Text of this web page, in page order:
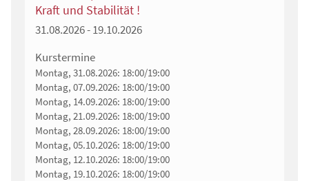
Kraft und Stabilität !
31.08.2026 - 19.10.2026
Kurstermine
Montag, 31.08.2026: 18:00/19:00
Montag, 07.09.2026: 18:00/19:00
Montag, 14.09.2026: 18:00/19:00
Montag, 21.09.2026: 18:00/19:00
Montag, 28.09.2026: 18:00/19:00
Montag, 05.10.2026: 18:00/19:00
Montag, 12.10.2026: 18:00/19:00
Montag, 19.10.2026: 18:00/19:00